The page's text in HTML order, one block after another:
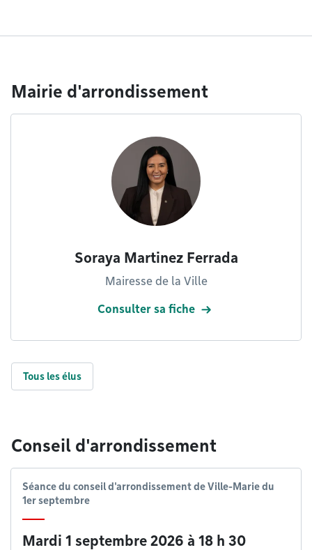
Mairie d'arrondissement
Soraya Martinez Ferrada
Mairesse de la Ville
Consulter sa fiche
Tous les élus
Conseil d'arrondissement
Séance du conseil d'arrondissement de Ville-Marie du
1er septembre
Mardi 1 septembre 2026 à 18 h 30